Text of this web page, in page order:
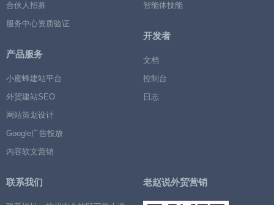
合伙人招募
服务中心资质验证
产品服务
小蜜蜂建站平台
外贸建站SEO
网站策划设计
Google广告投放
内容软文营销
智能体技能
开发者
文档
控制台
日志
联系我们 老赵说外贸营销